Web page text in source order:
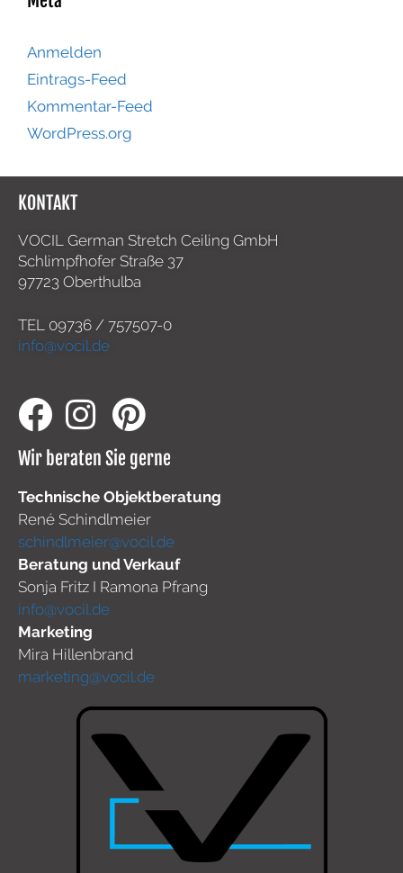
Anmelden
Eintrags-Feed
Kommentar-Feed
WordPress.org
KONTAKT
VOCIL German Stretch Ceiling GmbH
Schlimpfhofer Straße 37
97723 Oberthulba
TEL 09736 / 757507-0
info@vocil.de
Wir beraten Sie gerne
Technische Objektberatung
René Schindlmeier
schindlmeier@vocil.de
Beratung und Verkauf
Sonja Fritz I Ramona Pfrang
info@vocil.de
Marketing
Mira Hillenbrand
marketing@vocil.de